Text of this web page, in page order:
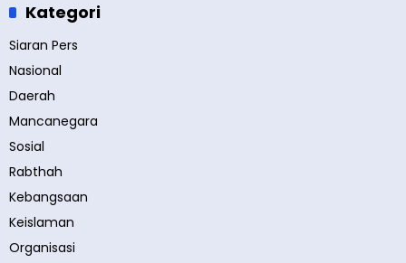
Kategori
Siaran Pers
Nasional
Daerah
Mancanegara
Sosial
Rabthah
Kebangsaan
Keislaman
Organisasi